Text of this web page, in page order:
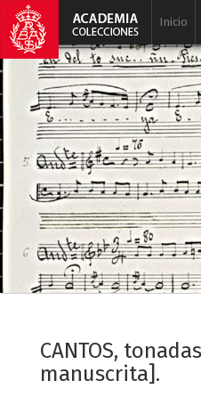
Inicio
CANTOS,
manuscrita].